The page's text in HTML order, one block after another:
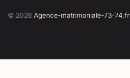
© 2026 Agence-matrimoniale-73-74.fr